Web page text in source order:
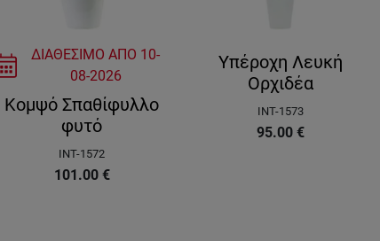
ΔΙΑΘΕΣΙΜΟ ΑΠΟ 10-
08-2026
Κομψό Σπαθίφυλλο
φυτό
INT-1572
101.00 €
Υπέροχη Λευκή
Ορχιδέα
INT-1573
95.00 €